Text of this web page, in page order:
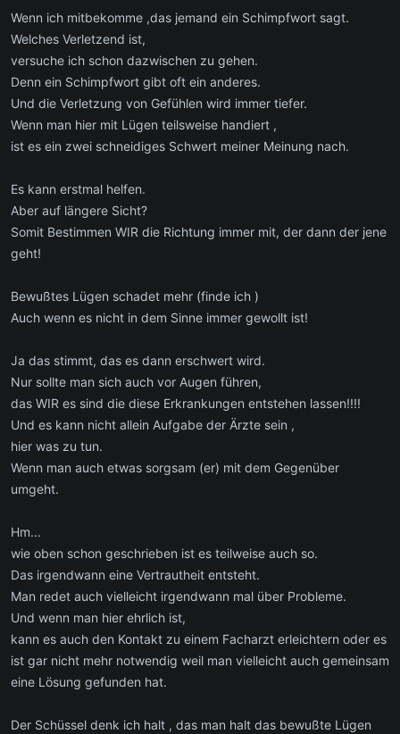
Wenn ich mitbekomme ,das jemand ein Schimpfwort sagt.
Welches Verletzend ist,
versuche ich schon dazwischen zu gehen.
Denn ein Schimpfwort gibt oft ein anderes.
Und die Verletzung von Gefühlen wird immer tiefer.
Wenn man hier mit Lügen teilsweise handiert ,
ist es ein zwei schneidiges Schwert meiner Meinung nach.
Es kann erstmal helfen.
Aber auf längere Sicht?
Somit Bestimmen WIR die Richtung immer mit, der dann der jene
geht!
Bewußtes Lügen schadet mehr (finde ich )
Auch wenn es nicht in dem Sinne immer gewollt ist!
Ja das stimmt, das es dann erschwert wird.
Nur sollte man sich auch vor Augen führen,
das WIR es sind die diese Erkrankungen entstehen lassen!!!!
Und es kann nicht allein Aufgabe der Ärzte sein ,
hier was zu tun.
Wenn man auch etwas sorgsam (er) mit dem Gegenüber
umgeht.
Hm...
wie oben schon geschrieben ist es teilweise auch so.
Das irgendwann eine Vertrautheit entsteht.
Man redet auch vielleicht irgendwann mal über Probleme.
Und wenn man hier ehrlich ist,
kann es auch den Kontakt zu einem Facharzt erleichtern oder es
ist gar nicht mehr notwendig weil man vielleicht auch gemeinsam
eine Lösung gefunden hat.
Der Schüssel denk ich halt , das man halt das bewußte Lügen